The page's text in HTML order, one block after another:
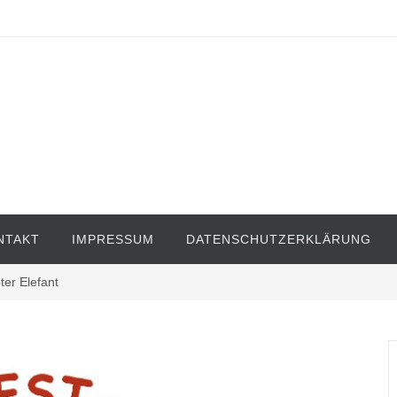
IMPRESSUM DATENSCHUTZERKLÄRUNG
Elefant